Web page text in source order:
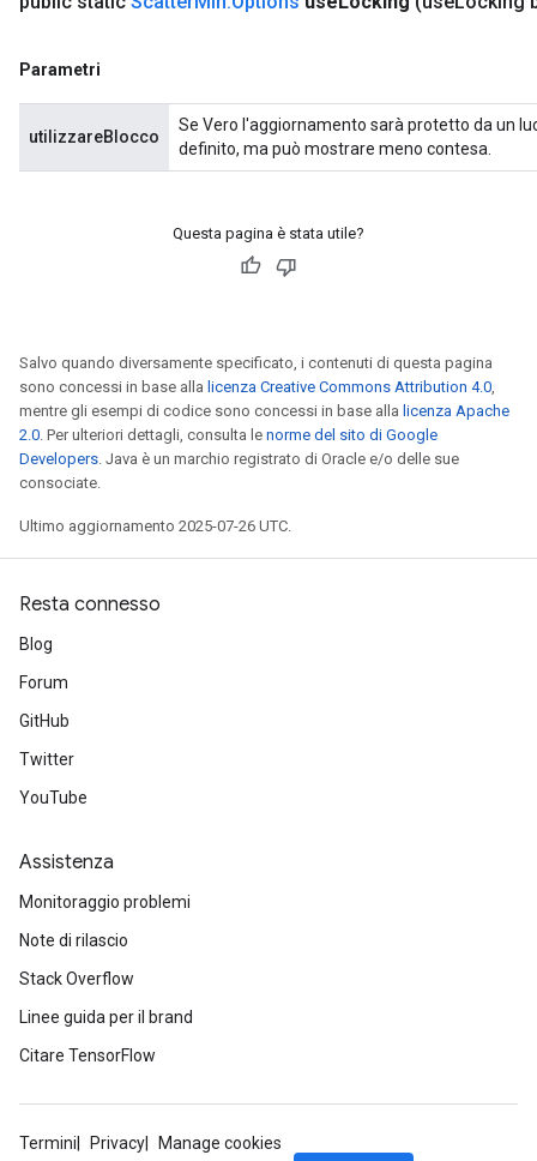
Parametri
utilizzareBlocco
Se Vero l'aggiornamento sarà protetto da un
definito, ma può mostrare meno contesa.
Questa pagina è stata utile?
Salvo quando diversamente specificato, i contenuti di questa pagina
sono concessi in base alla licenza Creative Commons Attribution 4.0,
mentre gli esempi di codice sono concessi in base alla licenza Apache
2.0. Per ulteriori dettagli, consulta le norme del sito di Google
Developers. Java è un marchio registrato di Oracle e/o delle sue
consociate.
Ultimo aggiornamento 2025-07-26 UTC.
Resta connesso
Blog
Forum
GitHub
Twitter
YouTube
Assistenza
Monitoraggio problemi
Note di rilascio
Stack Overflow
Linee guida per il brand
Citare TensorFlow
Termini Privacy
Manage cookies